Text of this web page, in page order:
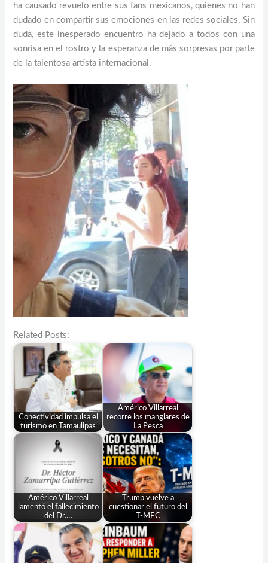
ha causado revuelo entre sus fans mexicanos, quienes no han
dudado en compartir sus emociones en las redes sociales. Sin
duda, este inesperado encuentro ha dejado a todos con una
sonrisa en el rostro y la esperanza de más sorpresas por parte
de la talentosa artista internacional.
Related Posts:
Conectividad impulsa el
turismo en Tamaulipas
Américo Villarreal
recorre los manglares de
La Pesca
Américo Villarreal
lamentó el fallecimiento
del Dr.…
Trump vuelve a
cuestionar el futuro del
T-MEC